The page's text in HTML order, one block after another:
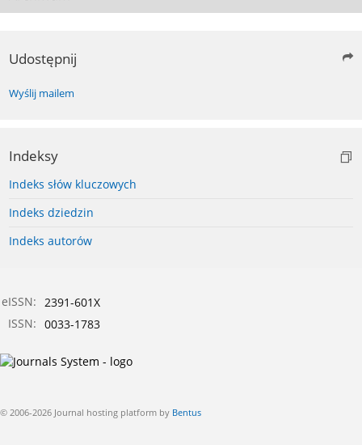
Udostępnij
Wyślij mailem
Indeksy
Indeks słów kluczowych
Indeks dziedzin
Indeks autorów
eISSN: 2391-601X
ISSN: 0033-1783
© 2006-2026 Journal hosting platform by Bentus